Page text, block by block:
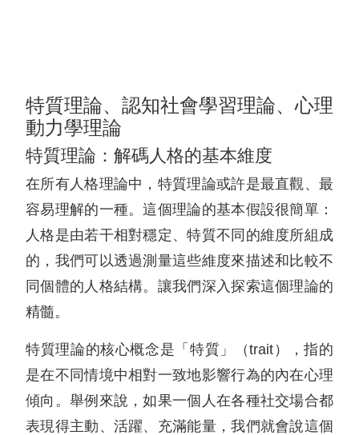
特質理論、認知社會學習理論、心理
動力學理論
特質理論：解碼人格的基本維度
在所有人格理論中，特質理論或許是最直觀、最
容易理解的一種。這個理論的基本假設很簡單：
人格是由若干相對穩定、特質不同的維度所組成
的，我們可以透過測量這些維度來描述和比較不
同個體的人格結構。讓我們深入探索這個理論的
精髓。
特質理論的核心概念是「特質」（trait），指的
是在不同情境中相對一致地影響行為的內在心理
傾向。舉例來說，如果一個人在各種社交場合都
表現得主動、活躍、充滿能量，我們就會說這個